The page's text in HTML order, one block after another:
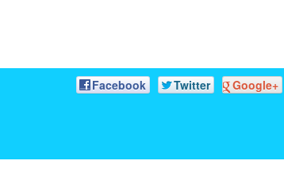
Facebook Twitter Google+